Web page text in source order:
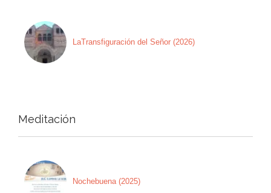
LaTransfiguración del Señor (2026)
Meditación
Nochebuena (2025)